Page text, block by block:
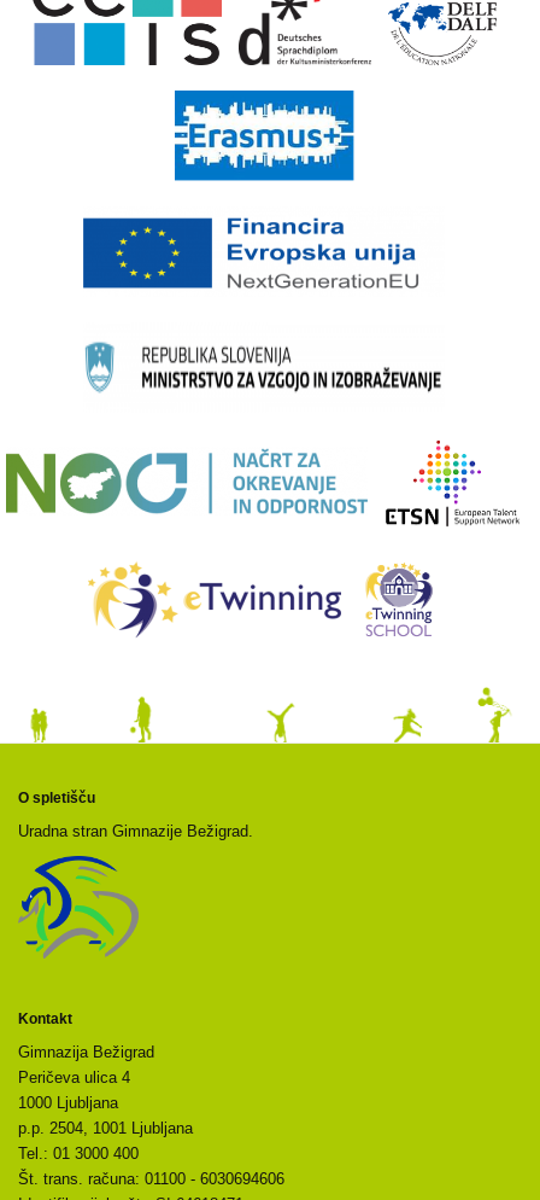
O spletišču
Uradna stran Gimnazije Bežigrad.
Kontakt
Gimnazija Bežigrad
Peričeva ulica 4
1000 Ljubljana
p.p. 2504, 1001 Ljubljana
Tel.: 01 3000 400
Št. trans. računa: 01100 - 6030694606